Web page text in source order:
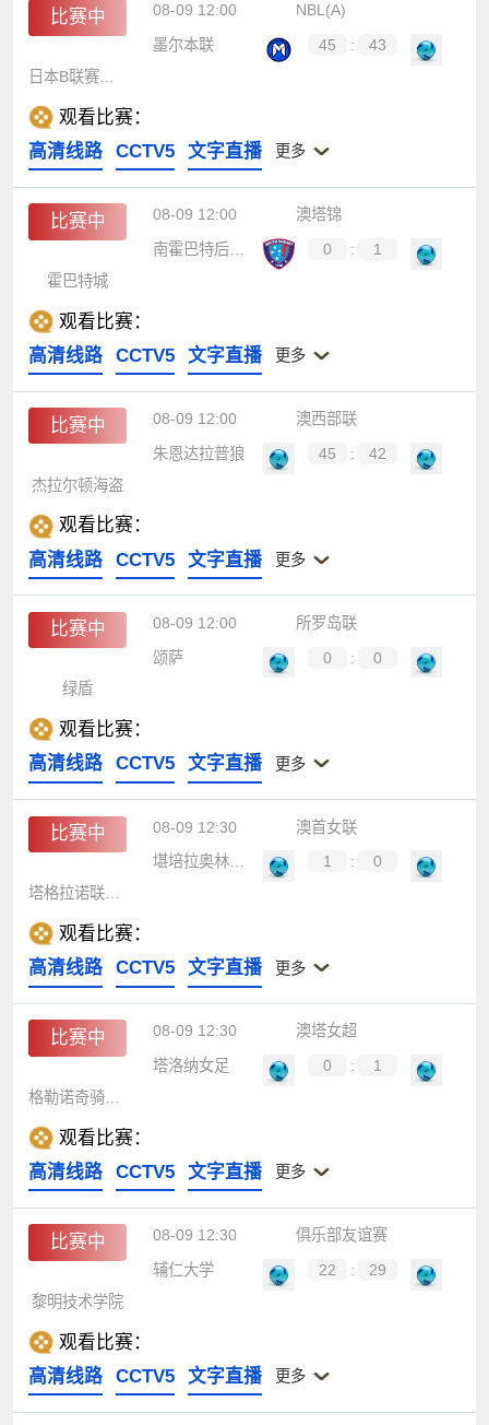
比赛中 08-09 12:00
NBL(A)
墨尔本联
45 :
43
观看比赛：
高清线路
CCTV5 文字直播 更多
比赛中 08-09 12:00
澳塔锦
南霍巴特后备队
0 :
1
霍巴特城
观看比赛：
高清线路
CCTV5 文字直播 更多
比赛中 08-09 12:00
澳西部联
朱恩达拉普狼
45 :
42
杰拉尔顿海盗
观看比赛：
高清线路
CCTV5 文字直播 更多
比赛中 08-09 12:00
所罗岛联
颂萨
0 :
0
绿盾
观看比赛：
高清线路
CCTV5 文字直播 更多
比赛中 08-09 12:30
澳首女联
堪培拉奥林匹克女足
1 :
0
观看比赛：
高清线路
CCTV5 文字直播 更多
比赛中 08-09 12:30
澳塔女超
塔洛纳女足
0 :
1
观看比赛：
高清线路
CCTV5 文字直播 更多
比赛中 08-09 12:30
俱乐部友谊赛
辅仁大学
22 :
29
黎明技术学院
观看比赛：
高清线路
CCTV5 文字直播 更多